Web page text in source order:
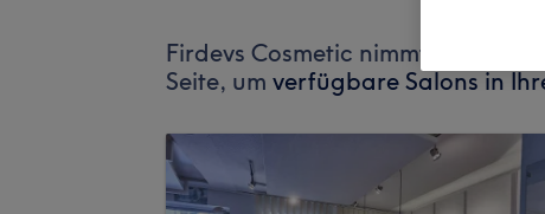
Firdevs Cosmetic nimmt derzeit
Seite, um verfügbare Salons in